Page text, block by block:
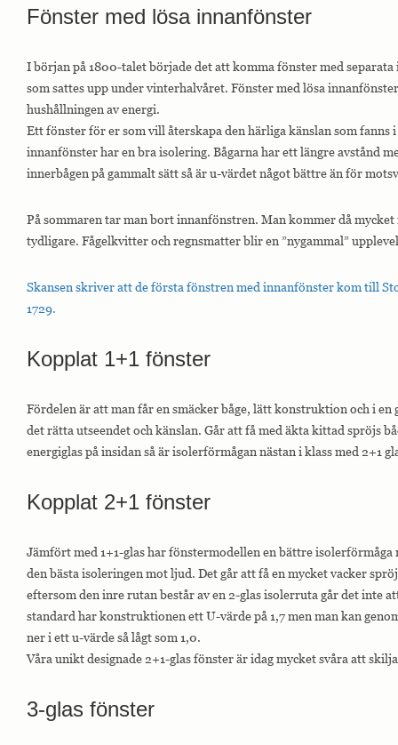
Fönster med lösa innanfönster
I början på 1800-talet började det att komma fönster med
som sattes upp under vinterhalvåret. Fönster med lösa
hushållningen av energi.
Ett fönster för er som vill återskapa den härliga känslan som fanns
innanfönster har en bra isolering. Bågarna har ett längre avstånd
innerbågen på gammalt sätt så är u-värdet något bättre än för
På sommaren tar man bort innanfönstren. Man kommer då
tydligare. Fågelkvitter och regnsmatter blir en ”nygammal”
Skansen skriver att de första fönstren med innanfönster kom till
1729.
Kopplat 1+1 fönster
Fördelen är att man får en smäcker båge, lätt konstruktion och i
det rätta utseendet och känslan. Går att få med äkta kittad spröjs
energiglas på insidan så är isolerförmågan nästan i klass med 2+1
Kopplat 2+1 fönster
Jämfört med 1+1-glas har fönstermodellen en bättre
den bästa isoleringen mot ljud. Det går att få en mycket vacker
eftersom den inre rutan består av en 2-glas isolerruta går det inte
standard har konstruktionen ett U-värde på 1,7 men man kan
ner i ett u-värde så lågt som 1,0.
Våra unikt designade 2+1-glas fönster är idag mycket svåra att
3-glas fönster
hemsidan.
Marknadsföring
Marknadsförings-
cookies används
för att leverera
besökare med
anpassade
på de sidor de
effektiviteten i
annonskampanjen.